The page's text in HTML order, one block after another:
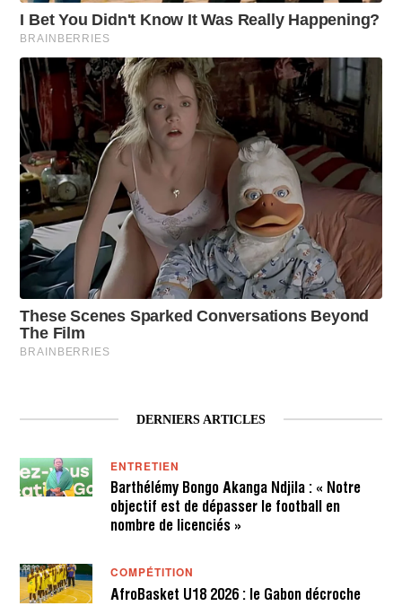
DERNIERS ARTICLES
ENTRETIEN
Barthélémy Bongo Akanga Ndjila : « Notre
objectif est de dépasser le football en
nombre de licenciés »
COMPÉTITION
AfroBasket U18 2026 : le Gabon décroche